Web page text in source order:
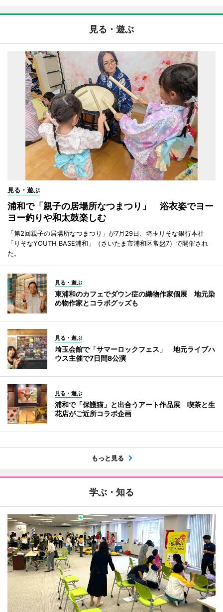
見る・遊ぶ
見る・遊ぶ
浦和で「親子の居場所なつまつり」 浴衣姿でヨー
ヨー釣りや和太鼓楽しむ
「第2回親子の居場所なつまつり」が7月29日、埼玉りそな銀行本社
「りそなYOUTH BASE浦和」（さいたま市浦和区常盤7）で開催され
た。
見る・遊ぶ
東浦和のカフェでダウン症の織物作家個展 地元染
め物作家とコラボグッズも
見る・遊ぶ
埼玉会館で「サマーロックフェス」 地元ライブハ
ウス主催で7日間8公演
見る・遊ぶ
浦和で「保護猫」と出合うアート作品展 喫茶と生
花店がご近所コラボ企画
もっと見る
学ぶ・知る